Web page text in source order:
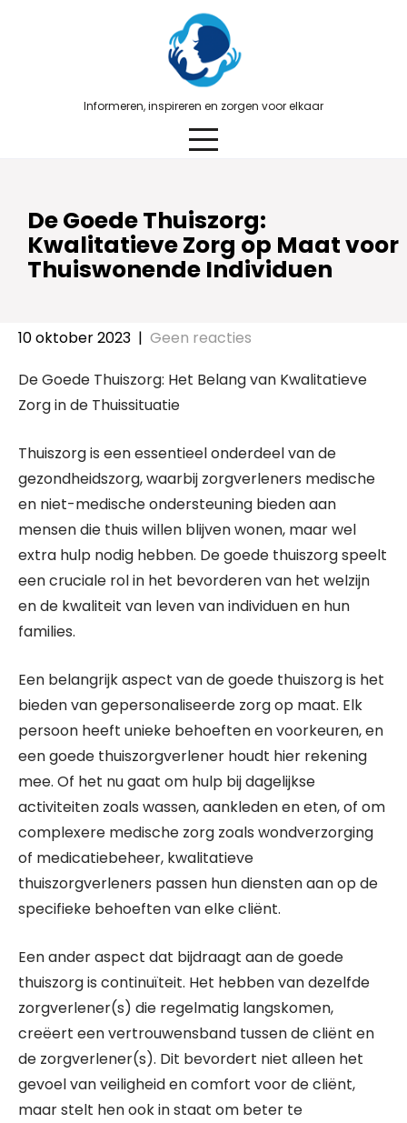
Informeren, inspireren en zorgen voor elkaar
De Goede Thuiszorg:
Kwalitatieve Zorg op Maat voor
Thuiswonende Individuen
10 oktober 2023 | Geen reacties
De Goede Thuiszorg: Het Belang van Kwalitatieve
Zorg in de Thuissituatie
Thuiszorg is een essentieel onderdeel van de
gezondheidszorg, waarbij zorgverleners medische
en niet-medische ondersteuning bieden aan
mensen die thuis willen blijven wonen, maar wel
extra hulp nodig hebben. De goede thuiszorg speelt
een cruciale rol in het bevorderen van het welzijn
en de kwaliteit van leven van individuen en hun
families.
Een belangrijk aspect van de goede thuiszorg is het
bieden van gepersonaliseerde zorg op maat. Elk
persoon heeft unieke behoeften en voorkeuren, en
een goede thuiszorgverlener houdt hier rekening
mee. Of het nu gaat om hulp bij dagelijkse
activiteiten zoals wassen, aankleden en eten, of om
complexere medische zorg zoals wondverzorging
of medicatiebeheer, kwalitatieve
thuiszorgverleners passen hun diensten aan op de
specifieke behoeften van elke cliënt.
Een ander aspect dat bijdraagt aan de goede
thuiszorg is continuïteit. Het hebben van dezelfde
zorgverlener(s) die regelmatig langskomen,
creëert een vertrouwensband tussen de cliënt en
de zorgverlener(s). Dit bevordert niet alleen het
gevoel van veiligheid en comfort voor de cliënt,
maar stelt hen ook in staat om beter te